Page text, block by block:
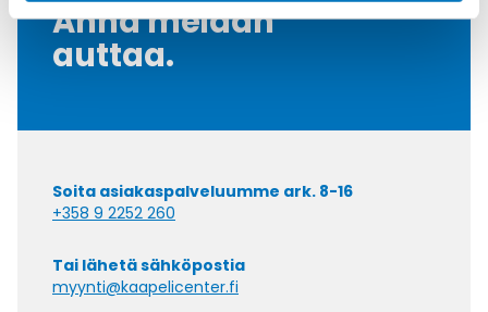
Anna meidän
auttaa.
Soita asiakaspalveluumme ark. 8-16
+358 9 2252 260
Tai lähetä sähköpostia
myynti@kaapelicenter.fi